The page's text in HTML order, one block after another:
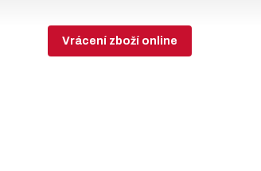
Vrácení zboží online